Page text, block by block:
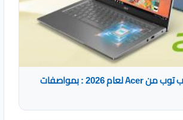
أفضل أجهزة اللاب توب من Acer لعام 2026 : بمواصفات